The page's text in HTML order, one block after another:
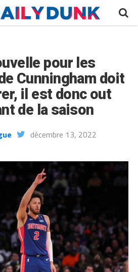
pour les
Cunningham doit
il est donc out
de la saison
décembre 13, 2022